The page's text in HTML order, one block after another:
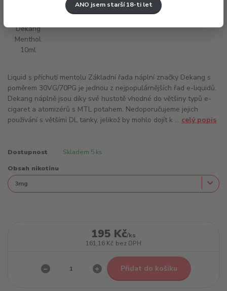
ANO jsem starší 18-ti let
Liquid s příchutí mentolu Základní řada náplní značky Dekang s
poměrem 30VG/70PG je jednou z nejpopulárnějších řad e-liquidů.
Dekang náplně jsou díky své hustotě vhodné do většiny typů e-
cigaret a atomizérů s MTL potahem. Nedoporučujeme jejich
používání s většími DL tanky, jelikož by mohlo dojít k ... celý popis
Dostupnost Skladem 5 ks
Obsah nikotinu
195 Kč/ks
161,16 Kč bez DPH
Přidat do košíku